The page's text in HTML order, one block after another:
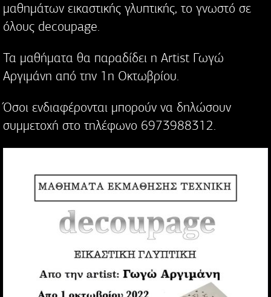
μαθημάτων εικαστικής γλυπτικής, το γνωστό σε
όλους decoupage.
Τα μαθήματα θα παραδίδει η Artist Γωγώ
Αργιμάνη από την 1η Οκτωβρίου.
Όσοι ενδιαφέρονται μπορούν να δηλώσουν
συμμετοχή στο τηλέφωνο 6973988312.